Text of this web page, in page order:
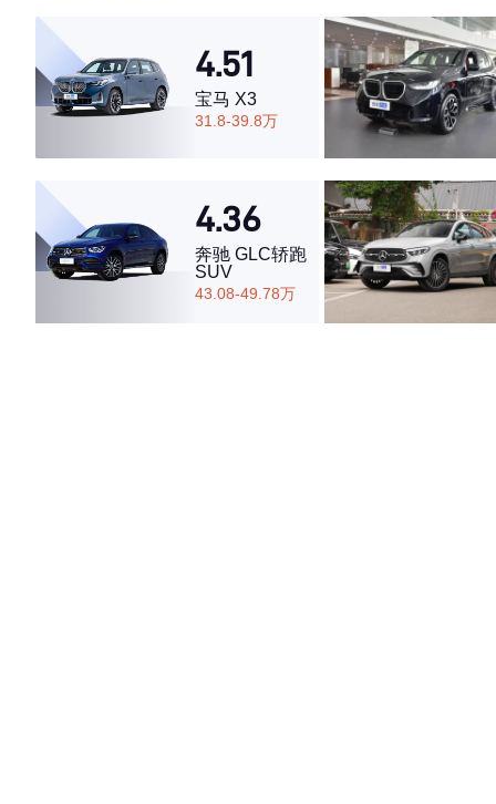
·空间表现一般，低于96%同级车
4.51
宝马 X3
31.8-39.8万
4.36
奔驰 GLC轿跑
SUV
43.08-49.78万